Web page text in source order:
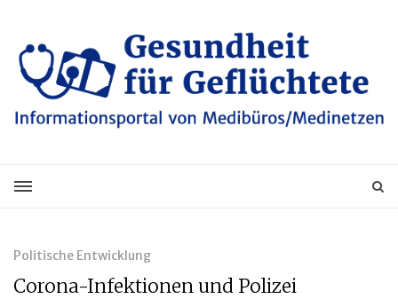
Politische Entwicklung
Corona-Infektionen und Polizei